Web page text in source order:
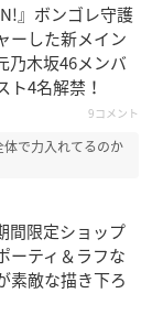
』ボンゴレ守護
ーした新メイン
乃木坂46メンバ
ト4名解禁！
9コメント
で力入れてるのか
間限定ショップ
ーティ＆ラフな
素敵な描き下ろ